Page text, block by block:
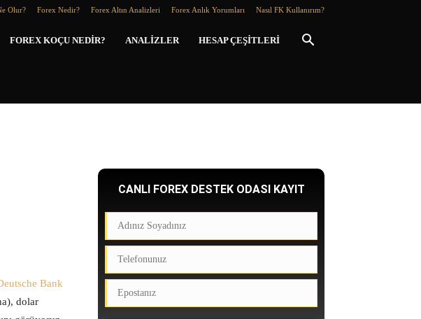
Olur? Forex Nedir? Forex Altın Analizleri Forex Anlık Yorumları Nasıl FK Kullanırım?
FOREX KOÇU NEDIR? ANALIZLER HESAP ÇEŞITLERI
Bank
dolar
CANLI FOREX DESTEK ODASI KAYIT